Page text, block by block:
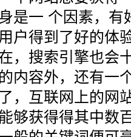
是一 个因素，有
户得到了好的体
，搜索引擎也会
内容外，还有一
，互联网上的网
够获得得其中数